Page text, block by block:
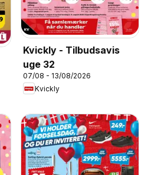
Kvickly - Tilbudsavis
uge 32
07/08 - 13/08/2026
Kvickly